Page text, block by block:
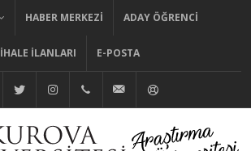
HABER MERKEZI ADAY ÖĞRENCI
İHALE İLANLARI E-POSTA
@cuhabermerkezi
@cukurovaedutr
@cukurovaedutr
+90 (322) 338 60 84
bilgi@cu.edu.tr